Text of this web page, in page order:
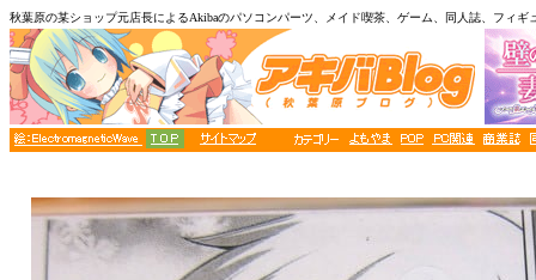
秋葉原の某ショップ元店長によるAkibaのパソコンパーツ、メイド喫茶、ゲーム、同人誌、フィ